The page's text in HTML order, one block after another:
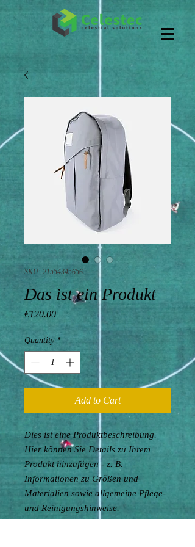
SKU: 21554345656
Das ist ein Produkt
€120.00Price
Quantity *
Add to Cart
Dies ist eine Produktbeschreibung.
Hier können Sie Details zu Ihrem
Produkt hinzufügen - z. B.
Informationen zu Größen und
Materialien sowie allgemeine Pflege-
und Reinigungshinweise.